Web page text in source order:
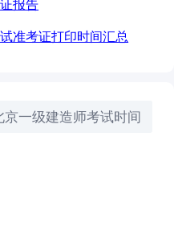
报告
准考证打印时间汇总
京一级建造师考试时间